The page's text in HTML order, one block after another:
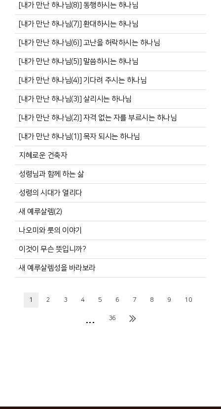
[내가 만난 하나님(8)] 동행하시는 하나님
[내가 만난 하나님(7)] 환대하시는 하나님
[내가 만난 하나님(6)] 고난을 허락하시는 하나님
[내가 만난 하나님(5)] 말씀하시는 하나님
[내가 만난 하나님(4)] 기다려 주시는 하나님
[내가 만난 하나님(3)] 살리시는 하나님
[내가 만난 하나님(2)] 자격 없는 자를 부르시는 하나님
[내가 만난 하나님(1)] 목자 되시는 하나님
지혜로운 건축자
성령님과 함께 하는 삶
성령의 시대가 열리다
새 예루살렘(2)
나오미와 룻의 이야기
이것이 무슨 뜻입니까?
새 예루살렘성을 바라보라
1 2 3 4 5 6 7 8 9 10
... 36